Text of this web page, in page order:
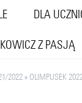
DLA
Z PASJĄ
2022» OLIMPUSEK